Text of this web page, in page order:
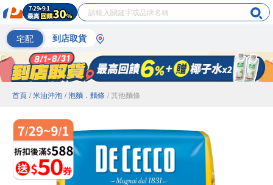
宅配 到店取貨
首頁 / 米油沖泡 / 泡麵．麵條 / 其他麵條